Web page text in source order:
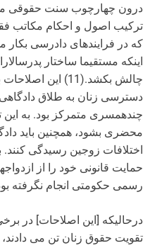
درون چهارچوب سنت حقوقی
ترکیب اصول و احکام مکاتب
که در فرایندهای دادرسی
اینکه مستقیما ساختار
چالش بکشد.(11)
دسترسی زنان به طلاق
چندهمسری متمرکز بود. به این
محضری بشود، همچنین باید
اختلافات زوجین رسیدگی
حمایت قانونی خود را از
رسمی حکومتی انجام نگرفته بودند
درحالیکه [این اصلاحات] در
تقویت حقوق زنان تن می دادند،